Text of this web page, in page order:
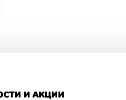
и акции